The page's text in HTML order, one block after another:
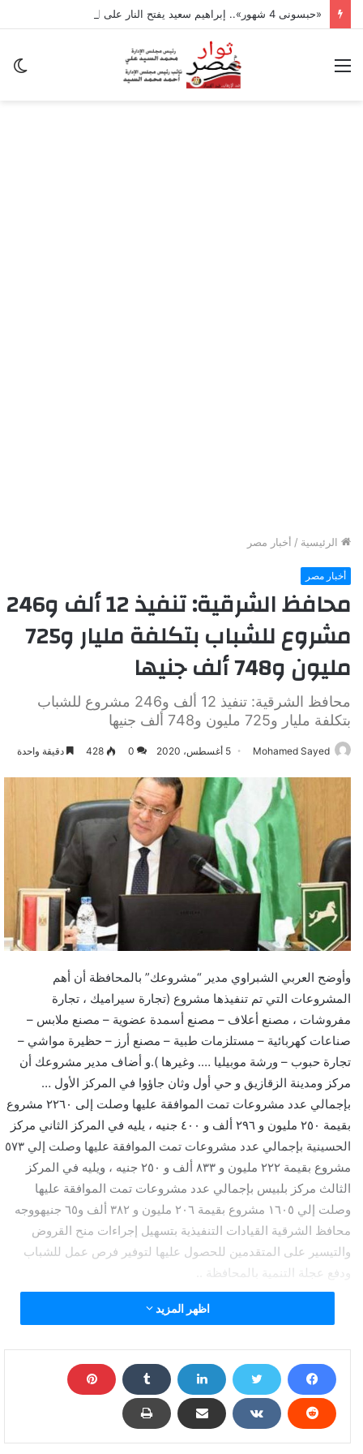
القائمة
الرئيسية / أخبار مصر
أخبار مصر
محافظ الشرقية: تنفيذ 12 ألف و246
مشروع للشباب بتكلفة مليار و725
مليون و748 ألف جنيها
محافظ الشرقية: تنفيذ 12 ألف و246 مشروع للشباب
بتكلفة مليار و725 مليون و748 ألف جنيها
Mohamed Sayed 5 أغسطس، 2020 0
428 دقيقة واحدة
وأوضح العربي الشبراوي مدير “مشروعك” بالمحافظة أن أهم
المشروعات التي تم تنفيذها مشروع (تجارة سيراميك ، تجارة
مفروشات ، مصنع أعلاف – مصنع أسمدة عضوية – مصنع ملابس –
صناعات كهربائية – مستلزمات طبية – مصنع أرز – حظيرة مواشي –
تجارة حبوب – ورشة موبيليا …. وغيرها ).و أضاف مدير مشروعك أن
مركز ومدينة الزقازيق و حي أول وثان جاؤوا في المركز الأول …
بإجمالي عدد مشروعات تمت الموافقة عليها وصلت إلى ٢٢٦٠ مشروع
بقيمة ٢٥٠ مليون و ٢٩٦ ألف و ٤٠٠ جنيه ، يليه في المركز الثاني مركز
الحسينية بإجمالي عدد مشروعات تمت الموافقة عليها وصلت إلي ٥٧٣
مشروع بقيمة ٢٢٢ مليون و ٨٣٣ ألف و ٢٥٠ جنيه ، ويليه في المركز
الثالث مركز بلبيس بإجمالي عدد مشروعات تمت الموافقة عليها
وصلت إلي ١٦٠٥ مشروع بقيمة ٢٠٦ مليون و ٣٨٢ ألف و٦٥ جنيهووجه
محافظ الشرقية القيادات التنفيذية بتسهيل إجراءات منح القروض
والتيسير على المتقدمين للحصول عليها لتوفير فرص عمل للشباب
ودفع عجلة التنمية بالمحافظة ..
محافظ الشرقية: تنفيذ 12 ألف و246 مشروع للشباب
اظهر المزيد